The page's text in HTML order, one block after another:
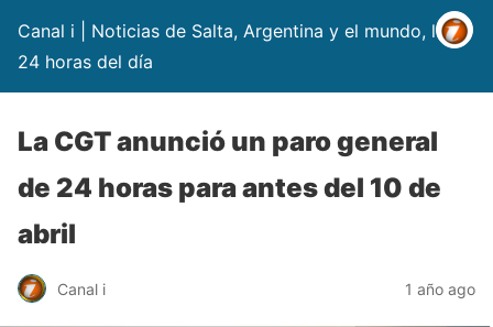
Canal i | Noticias de Salta, Argentina y el mundo, las
24 horas del día
La CGT anunció un paro general
de 24 horas para antes del 10 de
abril
Canal i 1 año ago